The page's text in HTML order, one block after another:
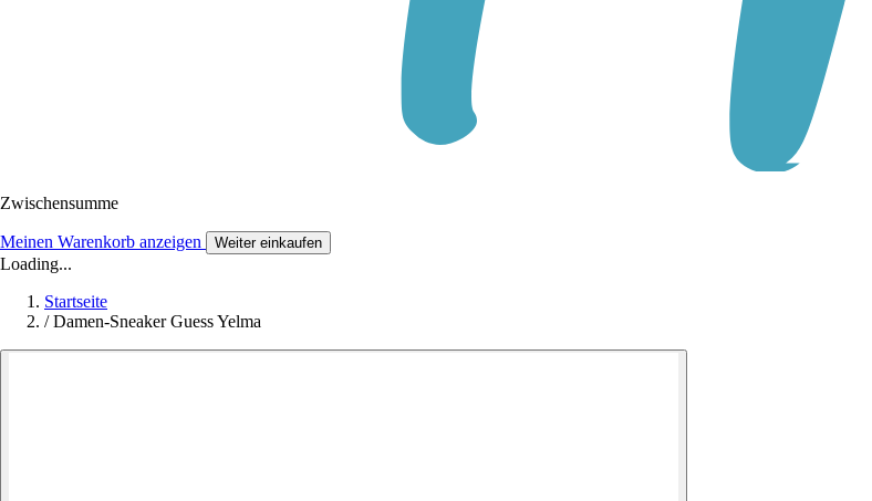
Zwischensumme
Meinen Warenkorb anzeigen Weiter einkaufen
Loading...
Startseite
/ Damen-Sneaker Guess Yelma